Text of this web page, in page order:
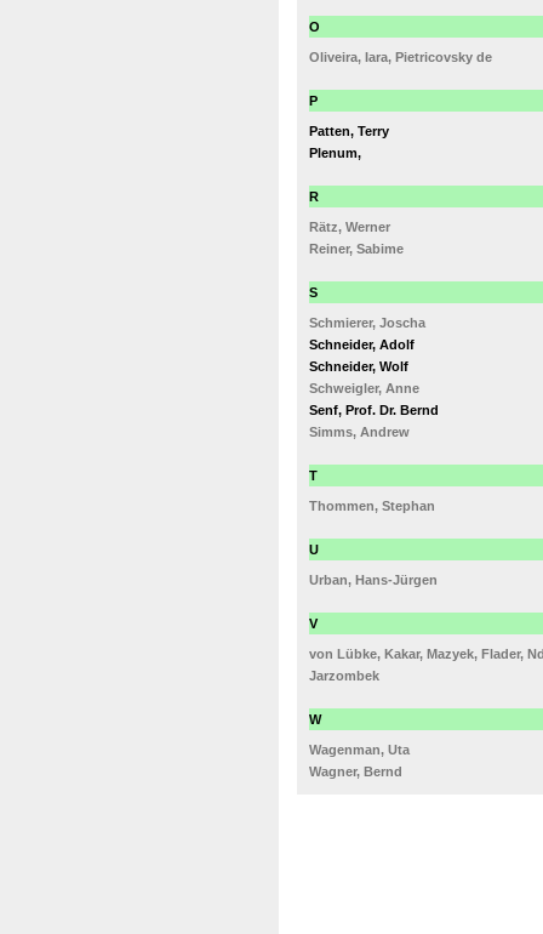
O
Oliveira, Iara, Pietricovsky de
P
Patten, Terry
Plenum,
R
Rätz, Werner
Reiner, Sabime
S
Schmierer, Joscha
Schneider, Adolf
Schneider, Wolf
Schweigler, Anne
Senf, Prof. Dr. Bernd
Simms, Andrew
T
Thommen, Stephan
U
Urban, Hans-Jürgen
V
von Lübke, Kakar, Mazyek, Flader,
Jarzombek
W
Wagenman, Uta
Wagner, Bernd